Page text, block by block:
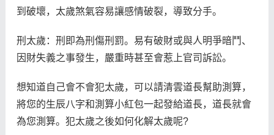
到破壞，太歲煞氣容易讓感情破裂，導致分手。
刑太歲：刑即為刑傷刑罰。易有破財或與人明爭暗鬥、
因財失義之事發生，嚴重時甚至會惹上官司訴訟。
想知道自己會不會犯太歲，可以請清雲道長幫助測算，
將您的生辰八字和測算小紅包一起發給道長，道長就會
為您測算。犯太歲之後如何化解太歲呢?